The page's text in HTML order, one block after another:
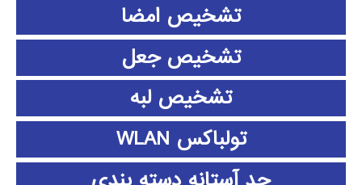
تشخیص امضا
تشخیص جعل
تشخیص لبه
تولباکس WLAN